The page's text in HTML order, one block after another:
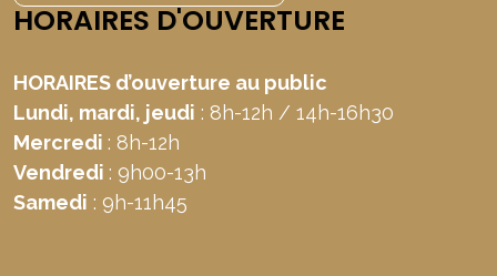
HORAIRES D'OUVERTURE
HORAIRES d’ouverture au public
Lundi, mardi, jeudi : 8h-12h / 14h-16h30
Mercredi : 8h-12h
Vendredi : 9h00-13h
Samedi : 9h-11h45